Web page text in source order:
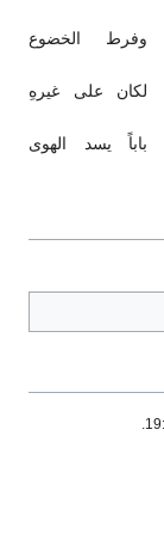
وفرط الخضوع
لكان على غيرهِ
باباً يسد الهوى